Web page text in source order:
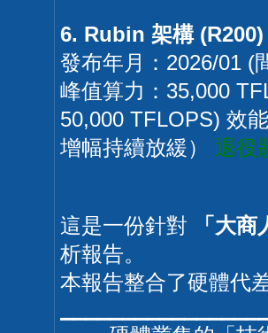
6. Rubin 架構 (R200)
發布年月：2026/01 (
峰值算力：35,000
50,000 TFLOPS) 效
增幅持續放緩） 退役
這是一份針對
「大
析報告。
本報告整合了硬體代